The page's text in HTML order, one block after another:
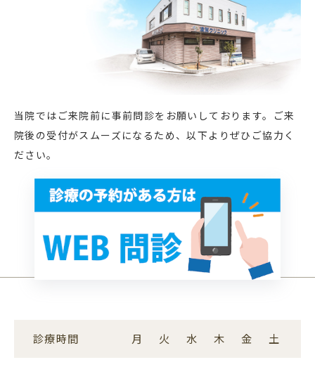
当院ではご来院前に事前問診をお願いしております。ご来
院後の受付がスムーズになるため、以下よりぜひご協力く
ださい。
診療時間 月 火 水 木 金 土